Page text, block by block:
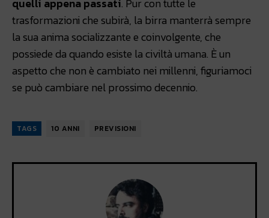
quelli appena passati. Pur con tutte le
trasformazioni che subirà, la birra manterrà sempre
la sua anima socializzante e coinvolgente, che
possiede da quando esiste la civiltà umana. È un
aspetto che non è cambiato nei millenni, figuriamoci
se può cambiare nel prossimo decennio.
TAGS 10 ANNI PREVISIONI